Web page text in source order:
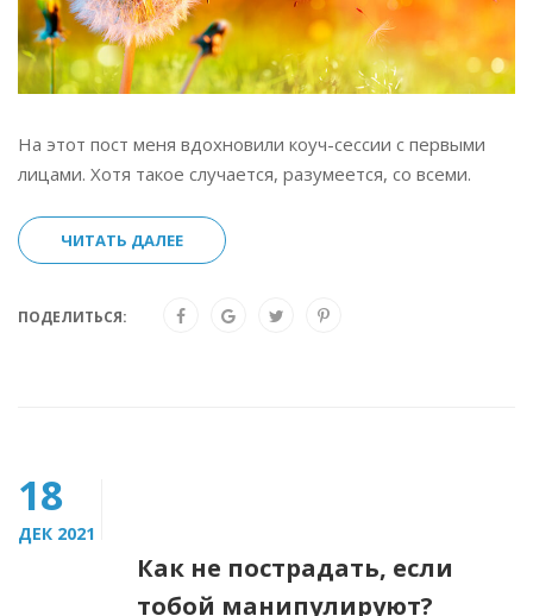
На этот пост меня вдохновили коуч-сессии с первыми
лицами. Хотя такое случается, разумеется, со всеми.
ЧИТАТЬ ДАЛЕЕ
ПОДЕЛИТЬСЯ:
18
ДЕК 2021
Как не пострадать, если
тобой манипулируют?